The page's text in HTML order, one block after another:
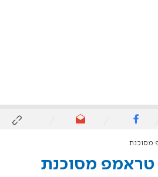
מסוכנת
טראמפ מסוכנת